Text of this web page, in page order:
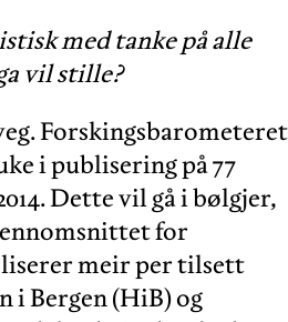
med tanke på alle
vil stille?
Forskingsbarometeret
i publisering på 77
Dette vil gå i bølgjer,
for
meir per tilsett
i Bergen (HiB) og